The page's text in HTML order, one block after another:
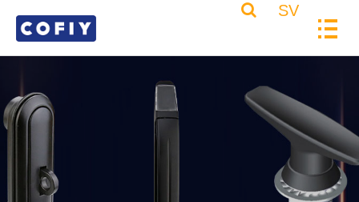
SV